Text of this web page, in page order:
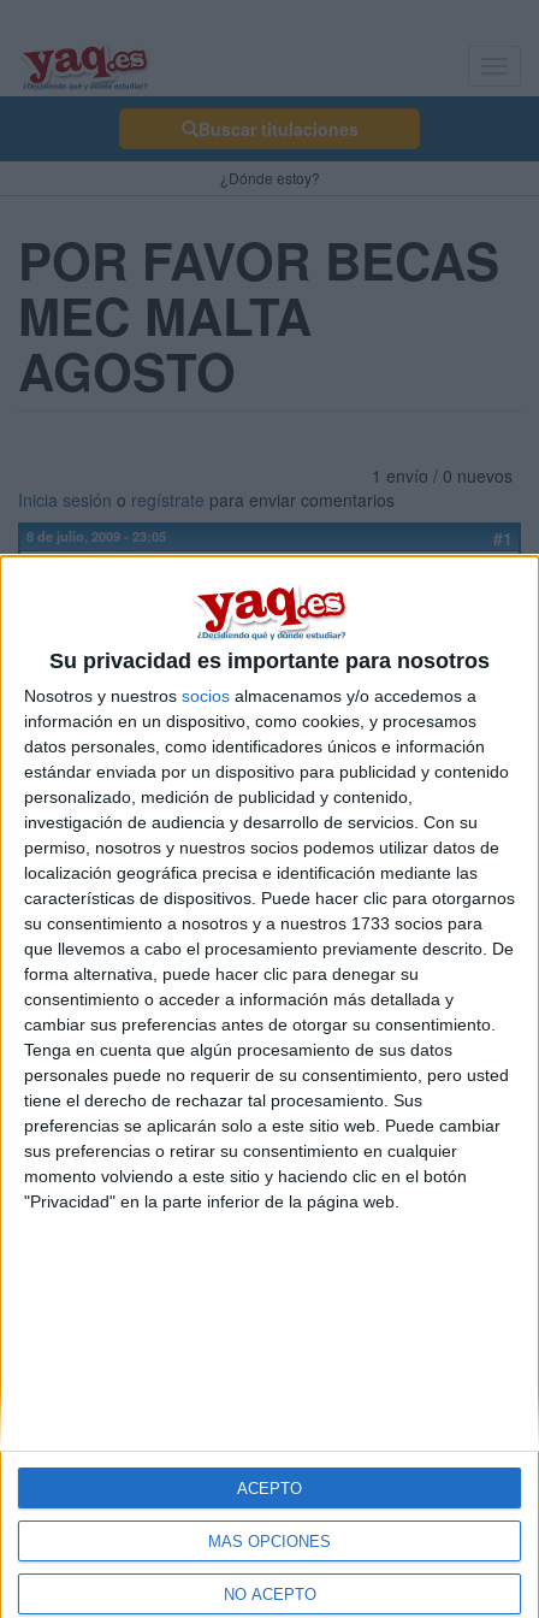
Su privacidad es importante para nosotros
Nosotros y nuestros socios almacenamos y/o accedemos a
información en un dispositivo, como cookies, y procesamos
datos personales, como identificadores únicos e información
estándar enviada por un dispositivo para publicidad y contenido
personalizado, medición de publicidad y contenido,
investigación de audiencia y desarrollo de servicios. Con su
permiso, nosotros y nuestros socios podemos utilizar datos de
localización geográfica precisa e identificación mediante las
características de dispositivos. Puede hacer clic para otorgarnos
su consentimiento a nosotros y a nuestros 1733 socios para
que llevemos a cabo el procesamiento previamente descrito. De
forma alternativa, puede hacer clic para denegar su
consentimiento o acceder a información más detallada y
cambiar sus preferencias antes de otorgar su consentimiento.
Tenga en cuenta que algún procesamiento de sus datos
personales puede no requerir de su consentimiento, pero usted
tiene el derecho de rechazar tal procesamiento. Sus
preferencias se aplicarán solo a este sitio web. Puede cambiar
sus preferencias o retirar su consentimiento en cualquier
momento volviendo a este sitio y haciendo clic en el botón
"Privacidad" en la parte inferior de la página web.
MÁS OPCIONES
NO ACEPTO
ACEPTO
Buscar titulaciones
¿Dónde estoy?
POR FAVOR BECAS
MEC MALTA
AGOSTO
1 envío / 0 nuevos
Inicia sesión o regístrate para enviar comentarios
8 de julio, 2009 - 23:05 #1
QUIEN VA EN AGOSTO A MALTA PLEASE? NECESITO
CONOCER A ALGUIEN AUNQ SE Q ALLI CONOCERE MUXA
GENTE PERO QUIERO PREGUNTAR POR EL TEMA DE LOS
AVIONES,
Inicio
Etiquetas: La pregunta del millón
Quiénes somos|Contactar|Anúnciate
Politica de privacidad|Condiciones generales
de cookies